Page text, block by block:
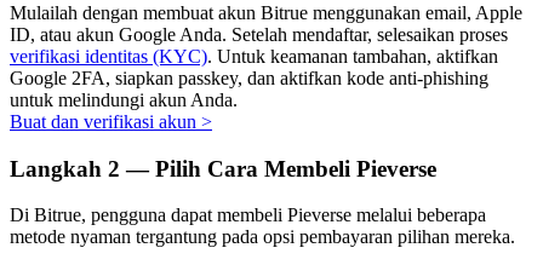
Pelajari Staking
Pelajari tentang mendapatkan penghasilan pasif
Bitrue
AI
Mulailah dengan membuat akun Bitrue menggunakan email, Apple
ID, atau akun Google Anda. Setelah mendaftar, selesaikan proses
verifikasi identitas (KYC). Untuk keamanan tambahan, aktifkan
Google 2FA, siapkan passkey, dan aktifkan kode anti-phishing
untuk melindungi akun Anda.
Buat dan verifikasi akun >
Langkah 2 — Pilih Cara Membeli Pieverse
Di Bitrue, pengguna dapat membeli Pieverse melalui beberapa
metode nyaman tergantung pada opsi pembayaran pilihan mereka.